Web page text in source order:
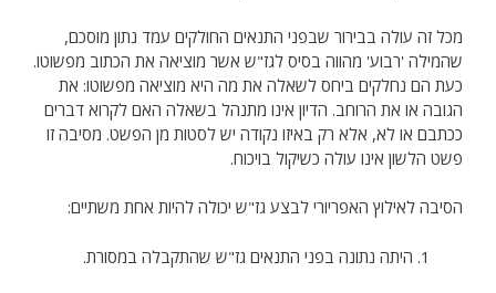
מכל זה עולה בבירור שבפני התנאים החולקים עמד נתון מוסכם,
שהמילה 'רבוע' מהווה בסיס לגז"ש אשר מוציאה את הכתוב מפשוטו.
כעת הם נחלקים ביחס לשאלה את מה היא מוציאה מפשוטו: את
הגובה או את הרוחב. הדיון אינו מתנהל בשאלה האם לקרוא דברים
ככתבם או לא, אלא רק באיזו נקודה יש לסטות מן הפשט. מסיבה זו
פשט הלשון אינו עולה כשיקול בויכוח.
הסיבה לאילוץ האפריורי לבצע גז"ש יכולה להיות אחת משתיים:
היתה נתונה בפני התנאים גז"ש שהתקבלה במסורת.